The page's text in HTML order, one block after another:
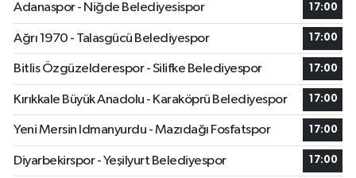
Adanaspor - Niğde Belediyesispor 17:00
Ağrı 1970 - Talasgücü Belediyespor 17:00
Bitlis Özgüzelderespor - Silifke Belediyespor 17:00
Kırıkkale Büyük Anadolu - Karaköprü Belediyespor 17:00
Yeni Mersin Idmanyurdu - Mazıdağı Fosfatspor 17:00
Diyarbekirspor - Yeşilyurt Belediyespor 17:00